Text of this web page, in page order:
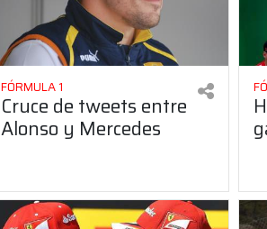
FÓRMULA 1
Cruce de tweets entre
Alonso y Mercedes